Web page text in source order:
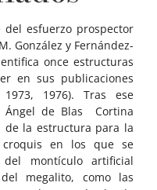
esfuerzo prospector
González y Fernández-
once estructuras
en sus publicaciones
1973, 1976). Tras ese
Ángel de Blas Cortina
de la estructura para la
en los que se
montículo artificial
megalito, como las